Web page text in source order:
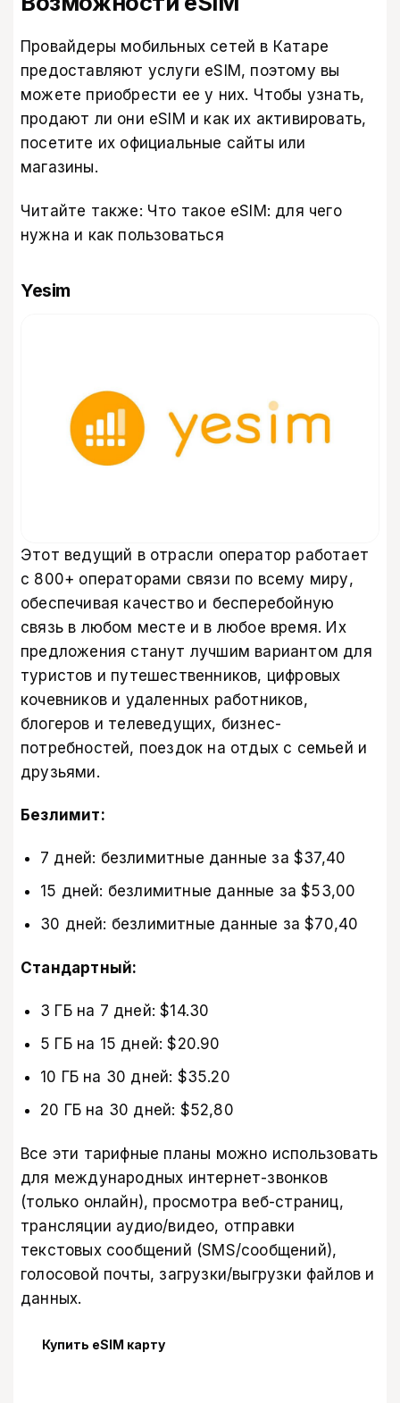
Провайдеры мобильных сетей в Катаре
предоставляют услуги eSIM, поэтому вы
можете приобрести ее у них. Чтобы узнать,
продают ли они eSIM и как их активировать,
посетите их официальные сайты или
магазины.
Читайте также: Что такое eSIM: для чего
нужна и как пользоваться
Yesim
Этот ведущий в отрасли оператор работает
с 800+ операторами связи по всему миру,
обеспечивая качество и бесперебойную
связь в любом месте и в любое время. Их
предложения станут лучшим вариантом для
туристов и путешественников, цифровых
кочевников и удаленных работников,
блогеров и телеведущих, бизнес-
потребностей, поездок на отдых с семьей и
друзьями.
Безлимит:
7 дней: безлимитные данные за $37,40
15 дней: безлимитные данные за $53,00
30 дней: безлимитные данные за $70,40
Стандартный:
3 ГБ на 7 дней: $14.30
5 ГБ на 15 дней: $20.90
10 ГБ на 30 дней: $35.20
20 ГБ на 30 дней: $52,80
Все эти тарифные планы можно использовать
для международных интернет-звонков
(только онлайн), просмотра веб-страниц,
трансляции аудио/видео, отправки
текстовых сообщений (SMS/сообщений),
голосовой почты, загрузки/выгрузки файлов и
данных.
Купить eSIM карту